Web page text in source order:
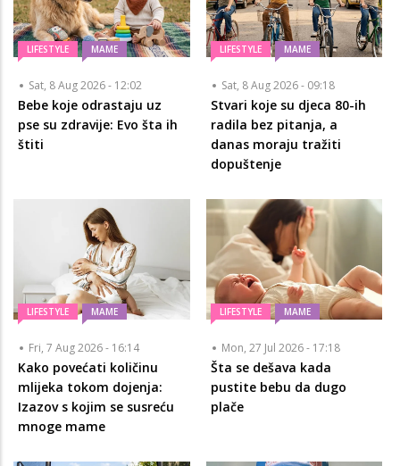
LIFESTYLE MAME
Sat, 8 Aug 2026 - 12:02
Bebe koje odrastaju uz
pse su zdravije: Evo šta ih
štiti
LIFESTYLE MAME
Sat, 8 Aug 2026 - 09:18
Stvari koje su djeca 80-ih
radila bez pitanja, a
danas moraju tražiti
dopuštenje
LIFESTYLE MAME
Fri, 7 Aug 2026 - 16:14
Kako povećati količinu
mlijeka tokom dojenja:
Izazov s kojim se susreću
mnoge mame
LIFESTYLE MAME
Mon, 27 Jul 2026 - 17:18
Šta se dešava kada
pustite bebu da dugo
plače